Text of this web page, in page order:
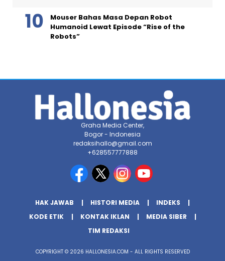
Mouser Bahas Masa Depan Robot
Humanoid Lewat Episode “Rise of the
Robots”
Graha Media Center,
Bogor - Indonesia
redaksihallo@gmail.com
+628557777888
HAK JAWAB HISTORI MEDIA
INDEKS
KODE ETIK
KONTAK IKLAN
MEDIA SIBER
TIM REDAKSI
COPYRIGHT © 2026 HALLONESIA.COM - ALL RIGHTS RESERVED